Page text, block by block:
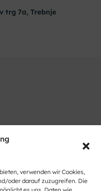
verwenden wir Cookies,
oder darauf zuzugreifen. Die
trg 7a, Trebnje